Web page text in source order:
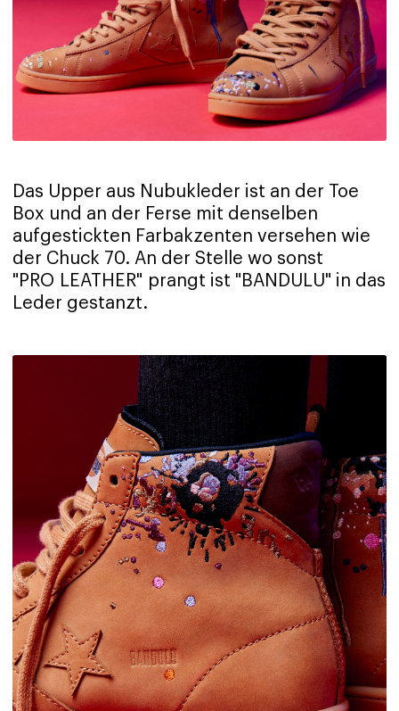
Das Upper aus Nubukleder ist an der Toe
Box und an der Ferse mit denselben
aufgestickten Farbakzenten versehen wie
der Chuck 70. An der Stelle wo sonst
"PRO LEATHER" prangt ist "BANDULU" in das
Leder gestanzt.